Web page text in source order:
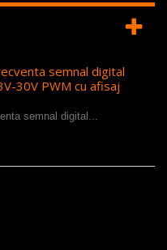
semnal digital
30V PWM cu afisaj
semnal digital...